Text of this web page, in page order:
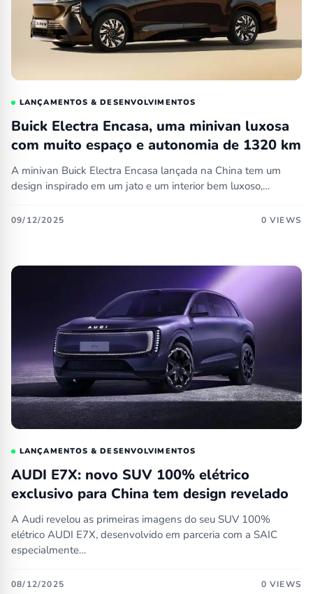
LANÇAMENTOS & DESENVOLVIMENTOS
Buick Electra Encasa, uma minivan luxosa
com muito espaço e autonomia de 1320 km
A minivan Buick Electra Encasa lançada na China tem um
design inspirado em um jato e um interior bem luxoso,…
09/12/2025 0 VIEWS
LANÇAMENTOS & DESENVOLVIMENTOS
AUDI E7X: novo SUV 100% elétrico
exclusivo para China tem design revelado
A Audi revelou as primeiras imagens do seu SUV 100%
elétrico AUDI E7X, desenvolvido em parceria com a SAIC
especialmente…
08/12/2025 0 VIEWS